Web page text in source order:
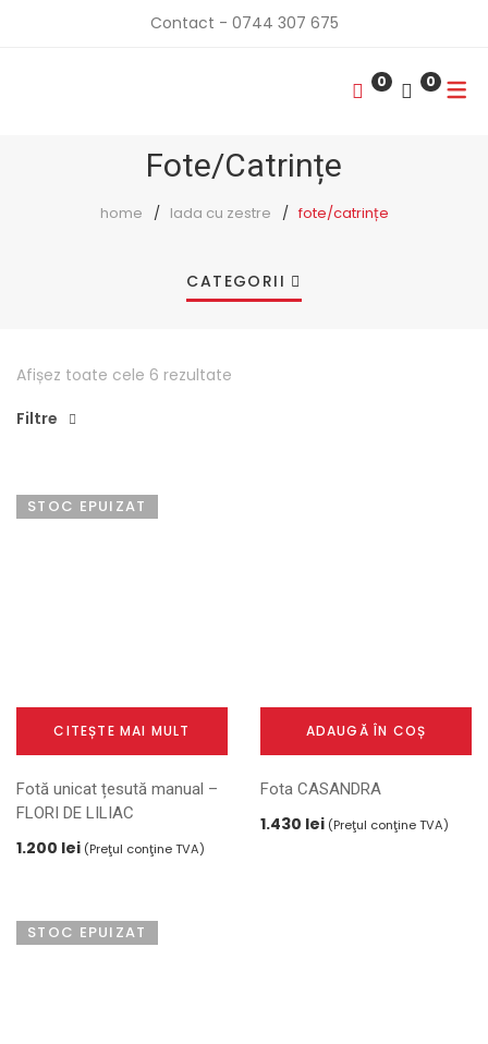
Contact - 0744 307 675
0 0
Fote/Catrințe
home lada cu zestre fote/catrințe
CATEGORII
Afișez toate cele 6 rezultate
Filtre
STOC EPUIZAT
CITEȘTE MAI MULT
Fotă unicat țesută manual –
FLORI DE LILIAC
1.200 lei (Preţul conţine TVA)
ADAUGĂ ÎN COȘ
Fota CASANDRA
1.430 lei (Preţul conţine TVA)
STOC EPUIZAT